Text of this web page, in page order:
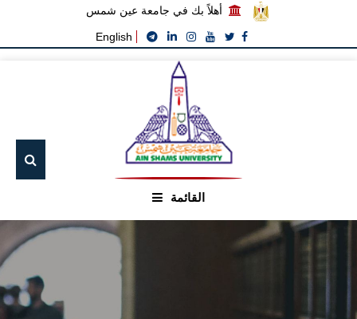
أهلاً بك في جامعة عين شمس
English
القائمة
الرئيسيـة
عن الجامعة